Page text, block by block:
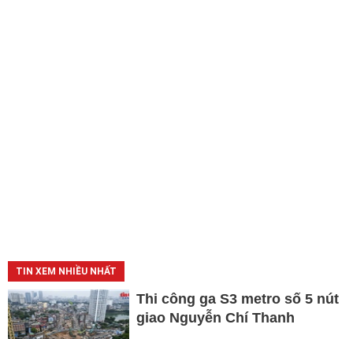
TIN XEM NHIỀU NHẤT
Thi công ga S3 metro số 5 nút
giao Nguyễn Chí Thanh